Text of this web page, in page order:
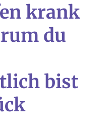
krank
du
bist